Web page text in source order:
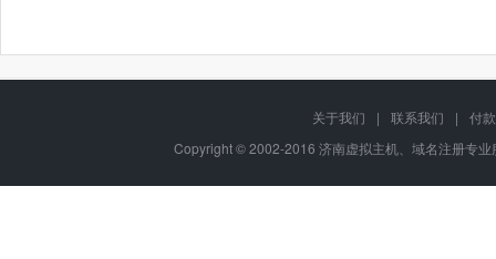
关于我们 | 联系我们 |
付
Copyright © 2002-2016 济南虚拟主机、域名注册专